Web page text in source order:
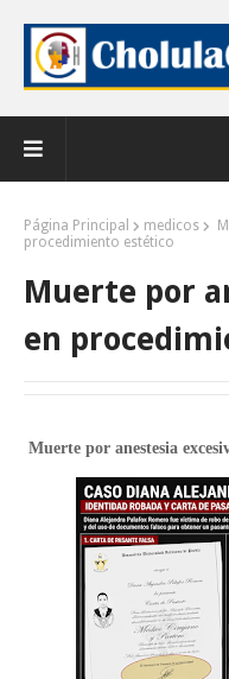
Página Principal medicos
procedimiento estético
Muerte por
en
Muerte por anestesia